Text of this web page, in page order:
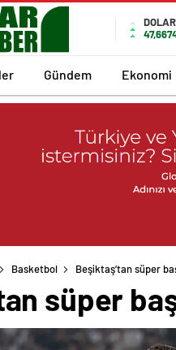
DOLAR
Gündem Ekonomi
Basketbol Beşiktaş’tan süper
süper